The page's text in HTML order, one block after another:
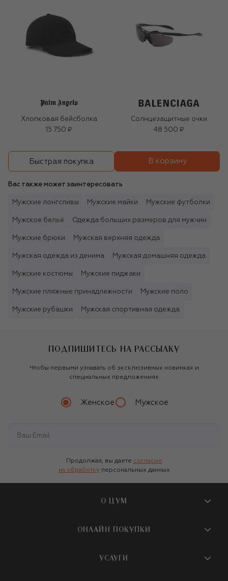
Хлопковая бейсболка
15 750 ₽
Солнцезащитные очки
48 500 ₽
Быстрая покупка В корзину
Вас также может заинтересовать
Мужские лонгсливы Мужские майки Мужские футболки
Мужское бельё Одежда больших размеров для мужчин
Мужские брюки Мужская верхняя одежда
Мужская одежда из денима Мужская домашняя одежда
Мужские костюмы Мужские пиджаки
Мужские пляжные принадлежности Мужские поло
Мужские рубашки Мужская спортивная одежда
ПОДПИШИТЕСЬ НА РАССЫЛКУ
Чтобы первыми узнавать об эксклюзивных новинках и
специальных предложениях
Женское Мужское
Продолжая, вы даете согласие
на обработку персональных данных
О ЦУМ
О магазине
Бутики и ПВЗ ЦУМ
ОНЛАЙН ПОКУПКИ
УСЛУГИ